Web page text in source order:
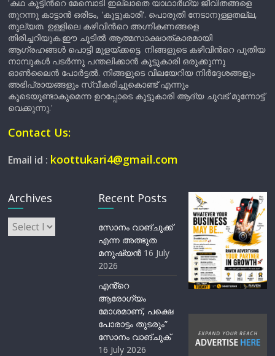
'കഥ കൂട്ടിന്‍റെ മേമ്പൊടി ഇല്ലാതെ യാഥാർഥ്യ ജീവിതങ്ങളെ
തുറന്നു കാട്ടാൻ ഒരിടം, 'കൂട്ടുകാരി'. പൊരുതി നേടാനുള്ളതല്ല,
തുല്യത. ഉള്ളിലെ കഴിവിന്‍റെ അഗ്നികണങ്ങളെ
തിരിച്ചറിയുക.ഈ ചൂടിൽ ആത്മസാക്ഷാത്കാരമായി
ആഗ്രഹങ്ങൾ പൊട്ടി മുളയ്ക്കട്ടെ. നിങ്ങളുടെ കഴിവിന്‍റെ പുതിയ
നാമ്പുകൾ പടർന്നു പന്തലിക്കാൻ കൂട്ടുകാരി ഒരുക്കുന്നു
ഓൺലൈൻ പോർട്ടൽ. നിങ്ങളുടെ വിലയേറിയ നിർദ്ദേശങ്ങളും
അഭിപ്രായങ്ങളും സ്വീകരിച്ചുകൊണ്ട് എന്നും
കൂടെയുണ്ടാകുമെന്ന ഉറപ്പോടെ കൂട്ടുകാരി ആദ്യ ചുവട് മുന്നോട്ട്
വെക്കുന്നു.'
Contact Us:
Email id : koottukari4@gmail.com
Archives
Archives
Recent Posts
സോനം വാങ്ചുക്ക്
എന്ന അത്ഭുത
മനുഷ്യന്‍ 16 July
2026
എൻ്റെ
ആരോഗ്യം
മോശമാണ്, പക്ഷെ
പോരാട്ടം തുടരും”
സോനം വാങ്ചുക്
16 July 2026